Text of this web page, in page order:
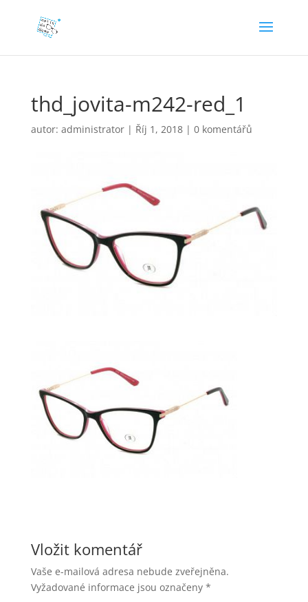
thd_jovita-m242-red_1
autor: administrator| Říj 1, 2018| 0 komentářů
Vložit komentář
Vaše e-mailová adresa nebude zveřejněna.
Vyžadované informace jsou označeny *